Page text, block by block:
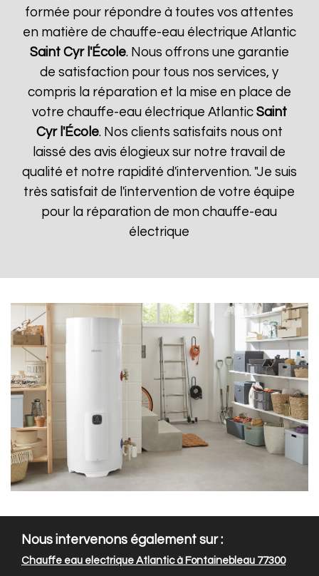
formée pour répondre à toutes vos attentes
en matière de chauffe-eau électrique Atlantic
Saint Cyr l'École. Nous offrons une garantie
de satisfaction pour tous nos services, y
compris la réparation et la mise en place de
votre chauffe-eau électrique Atlantic Saint
Cyr l'École. Nos clients satisfaits nous ont
laissé des avis élogieux sur notre travail de
qualité et notre rapidité d'intervention. "Je suis
très satisfait de l'intervention de votre équipe
pour la réparation de mon chauffe-eau
électrique
Nous intervenons également sur :
Chauffe eau electrique Atlantic à Fontainebleau 77300